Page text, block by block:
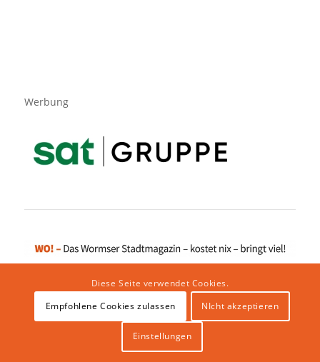
Werbung
Impressum|Datenschutzerklärung|Website von klicklabor.de|
Diese Seite verwendet Cookies.
Empfohlene Cookies zulassen
NIcht akzeptieren
Einstellungen